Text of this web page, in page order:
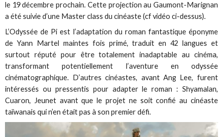
le 19 décembre prochain. Cette projection au Gaumont-Marignan
a été suivie d’une Master class du cinéaste (cf vidéo ci-dessus).
L’Odyssée de Pi est l’adaptation du roman fantastique éponyme
de Yann Martel maintes fois primé, traduit en 42 langues et
surtout réputé pour être totalement inadaptable au cinéma,
transformant potentiellement l’aventure en odyssée
cinématographique. D’autres cinéastes, avant Ang Lee, furent
intéressés ou pressentis pour adapter le roman : Shyamalan,
Cuaron, Jeunet avant que le projet ne soit confié au cinéaste
taïwanais qui n’en était pas à son premier défi.